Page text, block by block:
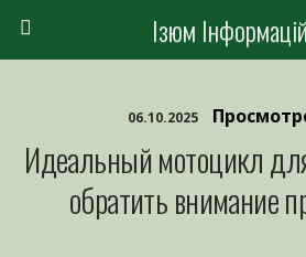
Ізюм
06.10.2025
Идеальный мотоцикл
обратить внимание